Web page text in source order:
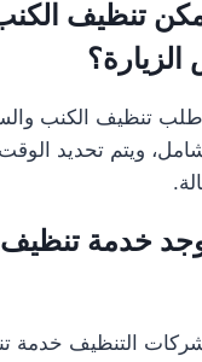
تنظيف
تنظيف الكنب
ويتم تحديد
خدمة
التنظيف خدمة